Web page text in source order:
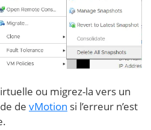
ou migrez-la vers un
de vMotion si l’erreur n’est